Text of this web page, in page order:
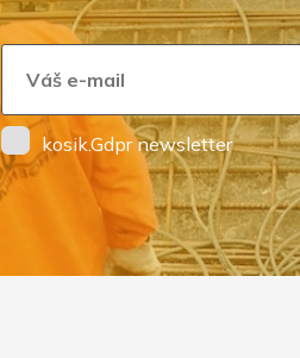
kosik.Gdpr newsletter